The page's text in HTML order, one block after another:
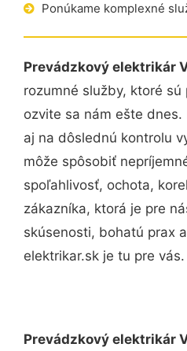
Ponúkame komplexné
Prevádzkový elektrikár
rozumné služby, ktoré
ozvite sa nám ešte
aj na dôslednú kontrolu
môže spôsobiť
spoľahlivosť, ochota,
zákazníka, ktorá je pre
skúsenosti, bohatú prax
elektrikar.sk je tu pre vás.
Prevádzkový elektrikár